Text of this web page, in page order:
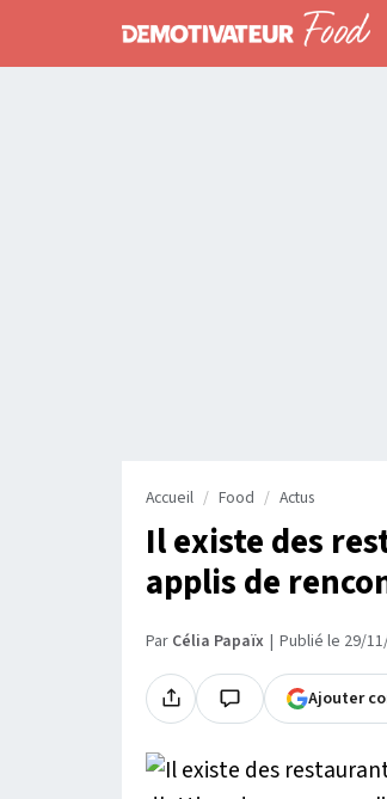
Accueil Food Actus
Il existe des
applis de
Par Célia Papaïx Publié le 29/
Ajouter